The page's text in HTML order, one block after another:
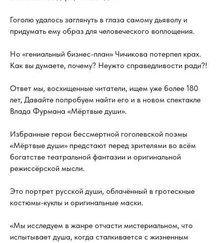
Гоголю удалось заглянуть в глаза самому дьяволу и
придумать ему образ для человеческого воплощения.
Но «гениальный бизнес-план» Чичикова потерпел крах.
Как вы думаете, почему? Неужто справедливости ради?!
Ответ мы, восхищенные читатели, ищем уже более 180
лет, Давайте попробуем найти его и в новом спектакле
Влада Фурмана «Мёртвые души».
Избранные герои бессмертной гоголевской поэмы
«Мёртвые души» предстают перед зрителями во всём
богатстве театральной фантазии и оригинальной
режиссёрской мысли.
Это портрет русской души, облачённый в гротескные
костюмы-куклы и оригинальные маски.
«Мы исследуем в жанре отчасти мистериальном, что
испытывает душа, когда сталкивается с жизненным